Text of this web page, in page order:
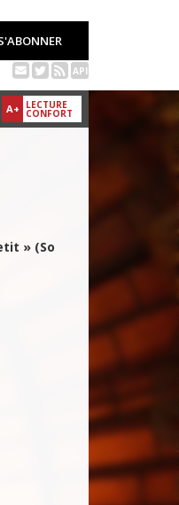
API
A+ LECTURE
CONFORT
» (So